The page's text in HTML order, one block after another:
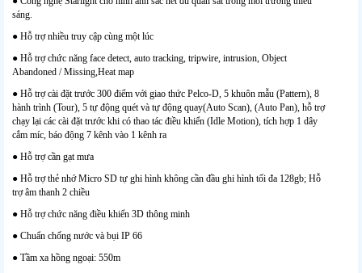
sáng.
● Hỗ trợ nhiều truy cập cùng một lúc
● Hỗ trợ chức năng face detect, auto tracking, tripwire, intrusion, Object
Abandoned / Missing,Heat map
● Hỗ trợ cài đặt trước 300 điểm với giao thức Pelco-D, 5 khuôn mẫu (Pattern), 8
hành trình (Tour), 5 tự động quét và tự động quay(Auto Scan), (Auto Pan), hỗ trợ
chạy lại các cài đặt trước khi có thao tác điều khiển (Idle Motion), tích hợp 1 dây
cắm míc, báo động 7 kênh vào 1 kênh ra
● Hỗ trợ cần gạt mưa
● Hỗ trợ thẻ nhớ Micro SD tự ghi hình không cần đầu ghi hình tối đa 128gb; Hỗ
trợ âm thanh 2 chiều
● Hỗ trợ chức năng điều khiển 3D thông minh
● Chuẩn chống nước và bụi IP 66
● Tầm xa hồng ngoại: 550m